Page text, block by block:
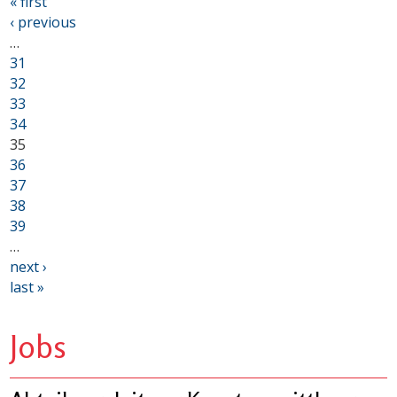
‹ previous
…
31
32
33
34
35
36
37
38
39
…
next ›
last »
Jobs